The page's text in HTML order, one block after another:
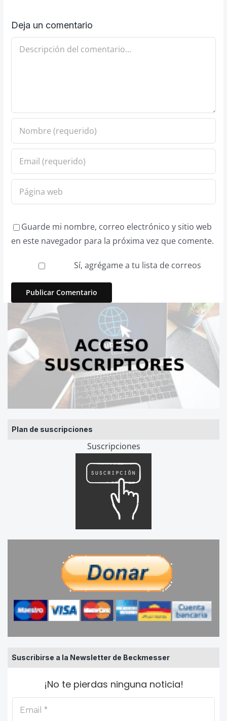
Plan de suscripciones
Suscripciones
Suscribirse a la Newsletter de Beckmesser
¡No te pierdas ninguna noticia!
Deja un comentario
Comentario
Guarde mi nombre, correo electrónico y sitio web
en este navegador para la próxima vez que comente.
Sí, agrégame a tu lista de correos